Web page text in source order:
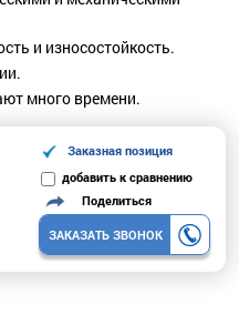
и износостойкость.
много времени.
Заказная позиция
добавить к сравнению
Поделиться
ЗАКАЗАТЬ ЗВОНОК